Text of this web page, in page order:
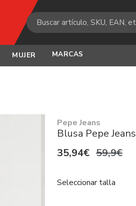
MUJER MARCAS
Pepe Jeans
Blusa Pepe
35,94€ 59,9€
Seleccionar talla